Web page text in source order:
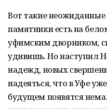
Вот такие
памятники есть на
уфимским дворником,
удивишь. Но наступил
надежд, новых
надеяться, что в Уфе
будущем появятся